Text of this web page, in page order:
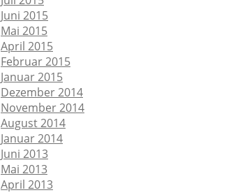
Juni 2015
Mai 2015
April 2015
Februar 2015
Januar 2015
Dezember 2014
November 2014
August 2014
Januar 2014
Juni 2013
Mai 2013
April 2013